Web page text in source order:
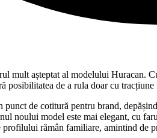
mult așteptat al modelului Huracan.
de a rula doar cu
de cotitură pentru brand,
noului model este mai elegant, cu
rămân familiare, amintind de